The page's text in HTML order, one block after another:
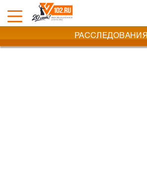
РАССЛЕДОВАНИЯ